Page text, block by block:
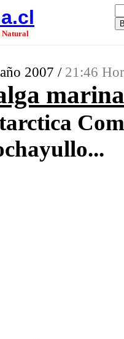
Natural
2007 / 21:46